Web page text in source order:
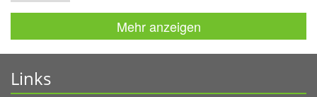
Mehr anzeigen
Links